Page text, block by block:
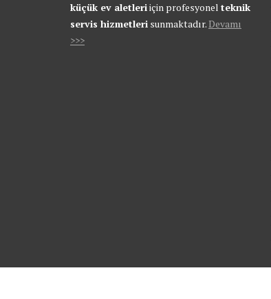
küçük ev aletleriiçin profesyonel teknik
servis hizmetleri sunmaktadır.Devamı
>>>